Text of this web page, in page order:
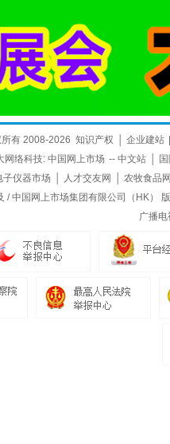
有 2008-2026 知识产权 企业建站
网络科技: 中国网上市场 -- 中文站
子仪器市场
人才交友网
农牧食品
/ 中国网上市场集团有限公司（HK）
广播